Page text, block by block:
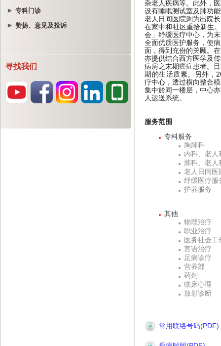
专科门诊
赞扬、意见及投诉
寻找我们